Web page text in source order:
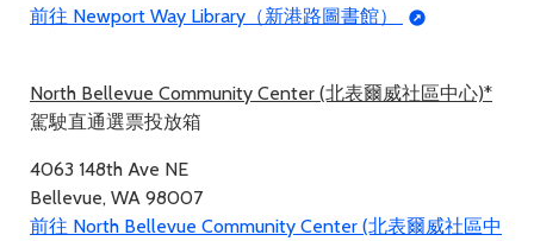
前往 Newport Way Library（新港路圖書館）
North Bellevue Community Center (北表爾威社區中心)*
駕駛直通選票投放箱
4063 148th Ave NE
Bellevue, WA 98007
前往 North Bellevue Community Center (北表爾威社區中